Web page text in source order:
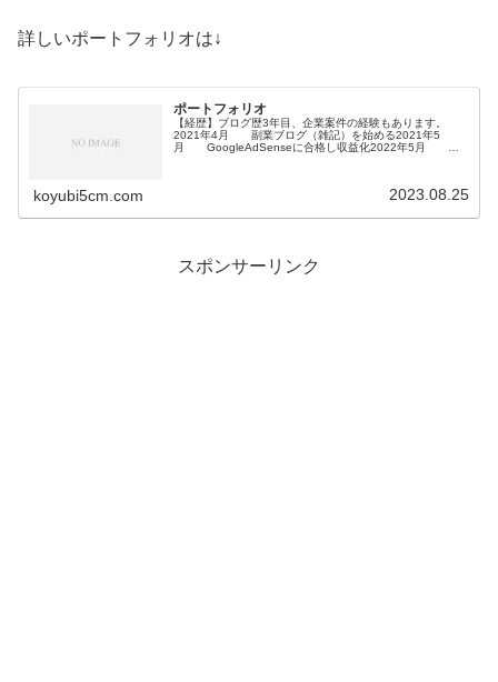
詳しいポートフォリオは↓
ポートフォリオ
【経歴】ブログ歴3年目、企業案件の経験もあります。
2021年4月 副業ブログ（雑記）を始める2021年5
月 GoogleAdSenseに合格し収益化2022年5月 単
koyubi5cm.com 2023.08.25
スポンサーリンク